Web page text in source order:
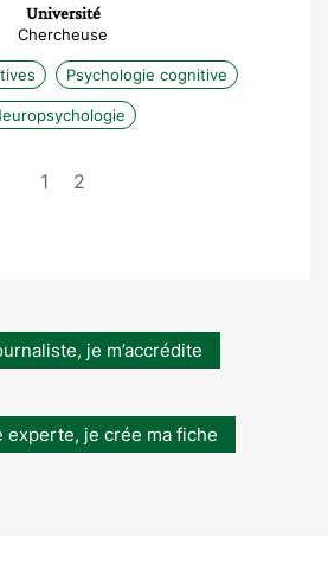
Université
Chercheuse
Psychologie cognitive
1 2
je m’accrédite
experte, je crée ma fiche